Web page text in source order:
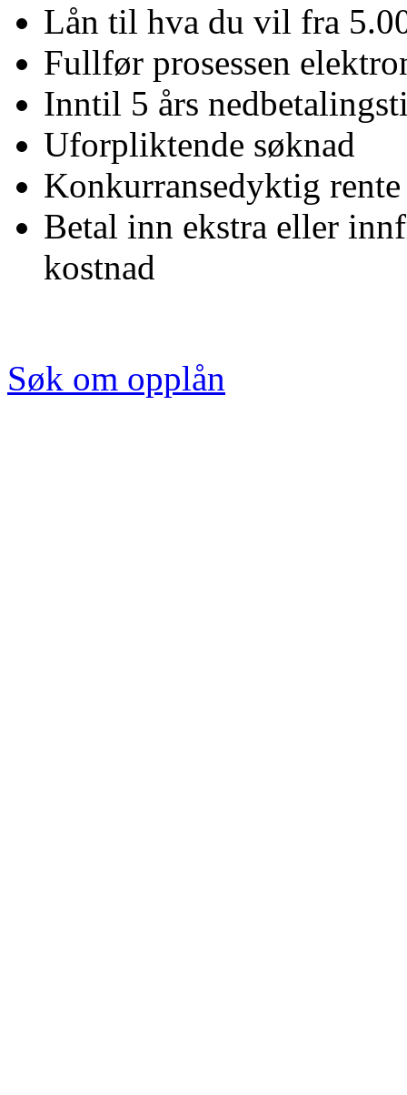
Lån til hva du vil fra
Fullfør prosessen
Inntil 5 års
Uforpliktende søknad
Konkurransedyktig
Betal inn ekstra eller
kostnad
Søk om opplån